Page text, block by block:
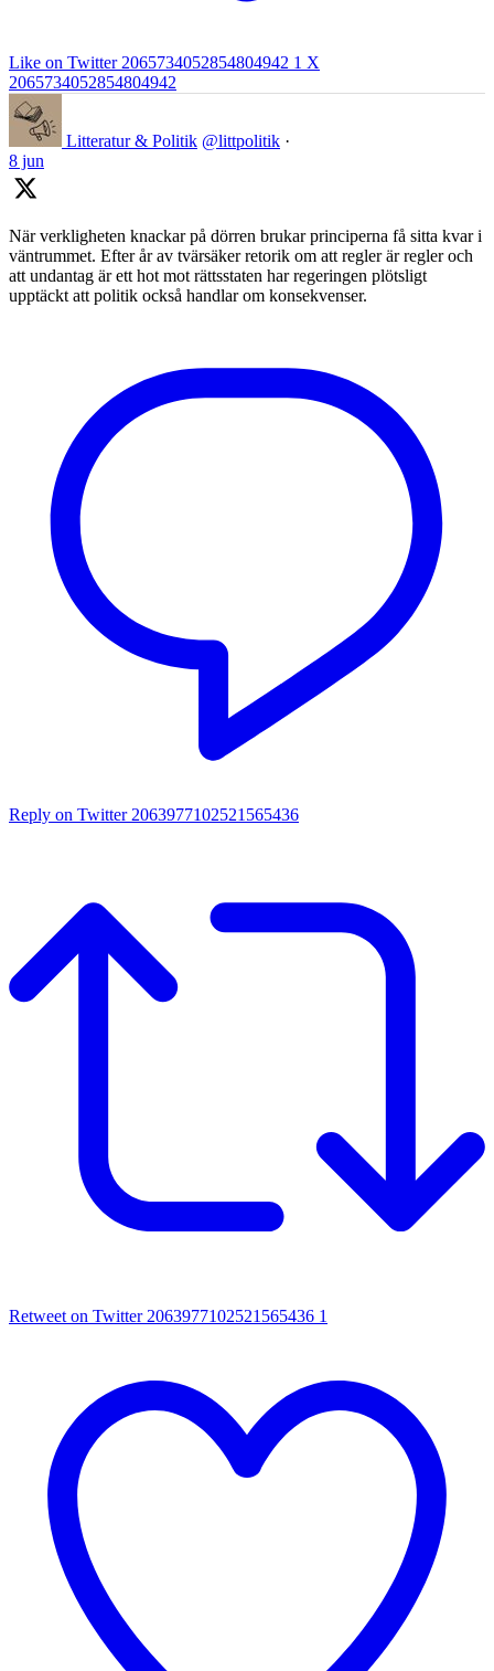
Like on Twitter 2065734052854804942 1 X
2065734052854804942
Litteratur & Politik @littpolitik ·
8 jun
När verkligheten knackar på dörren brukar principerna få sitta kvar i
väntrummet. Efter år av tvärsäker retorik om att regler är regler och
att undantag är ett hot mot rättsstaten har regeringen plötsligt
upptäckt att politik också handlar om konsekvenser.
Reply on Twitter 2063977102521565436
Retweet on Twitter 2063977102521565436 1